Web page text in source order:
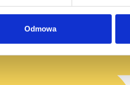
Odmowa